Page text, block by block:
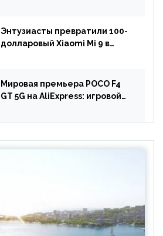
Энтузиасты превратили 100-
долларовый Xiaomi Mi 9 в
Мировая премьера POCO F4
GT 5G на AliExpress: игровой
Snapdragon 8 Gen 1 по